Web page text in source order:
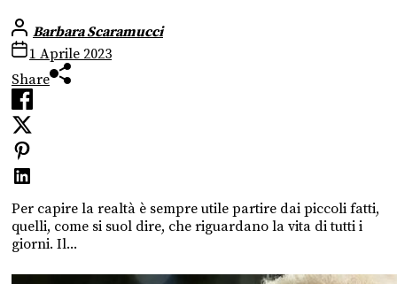
Barbara Scaramucci
1 Aprile 2023
Share
Per capire la realtà è sempre utile partire dai piccoli fatti,
quelli, come si suol dire, che riguardano la vita di tutti i
giorni. Il...